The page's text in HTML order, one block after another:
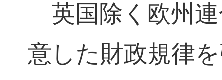
英国除く欧州連
意した財政規律